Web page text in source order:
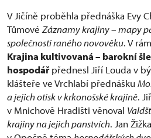
V Jičíně proběhla přednáška Evy
TůmovéZáznamy krajiny – mapy
společnosti raného novověku. V
Krajina kultivovaná – barokní
hospodářpřednesl Jiří Louda v
klášteře ve Vrchlabí přednášku
a jejich otisk v krkonošské krajině.
v Mnichově Hradišti věnoval
krajiny na jejich panstvích. Jan